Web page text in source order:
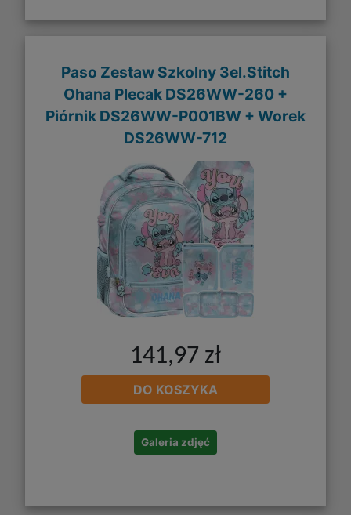
Paso Zestaw Szkolny 3el.Stitch
Ohana Plecak DS26WW-260 +
Piórnik DS26WW-P001BW + Worek
DS26WW-712
141,97 zł
DO KOSZYKA
Galeria zdjęć